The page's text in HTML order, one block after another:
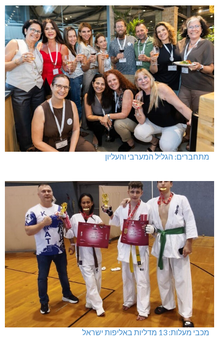
מתחברים: הגליל המערבי והעליון
מכבי מעלות: 13 מדליות באליפות ישראל